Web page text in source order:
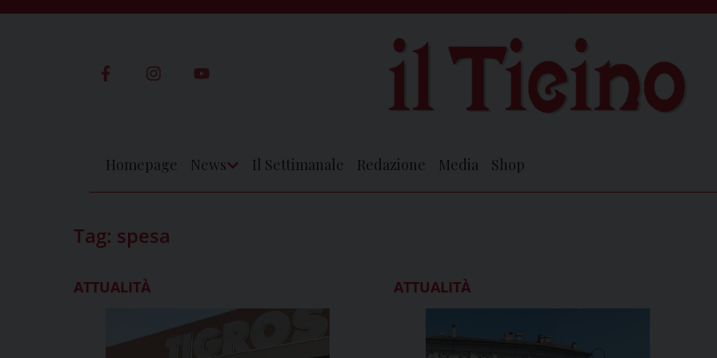
Homepage News Il Settimanale Redazione Media Shop
Tag: spesa
ATTUALITÀ ATTUALITÀ